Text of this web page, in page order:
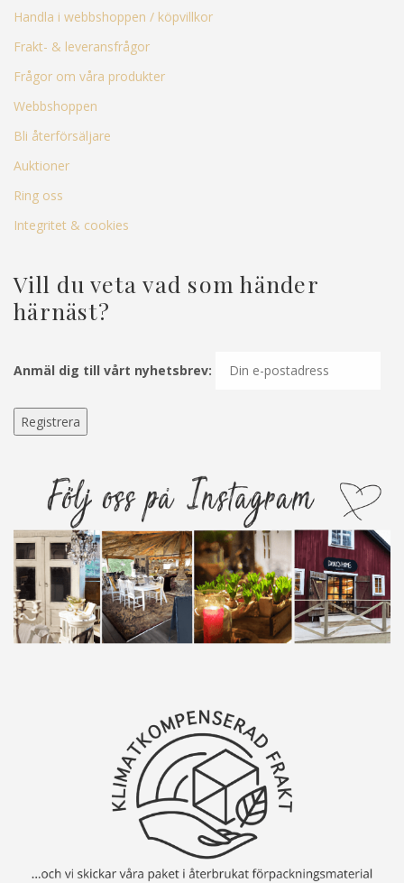
Handla i webbshoppen / köpvillkor
Frakt- & leveransfrågor
Frågor om våra produkter
Webbshoppen
Bli återförsäljare
Auktioner
Ring oss
Integritet & cookies
Vill du veta vad som händer
härnäst?
Anmäl dig till vårt nyhetsbrev: